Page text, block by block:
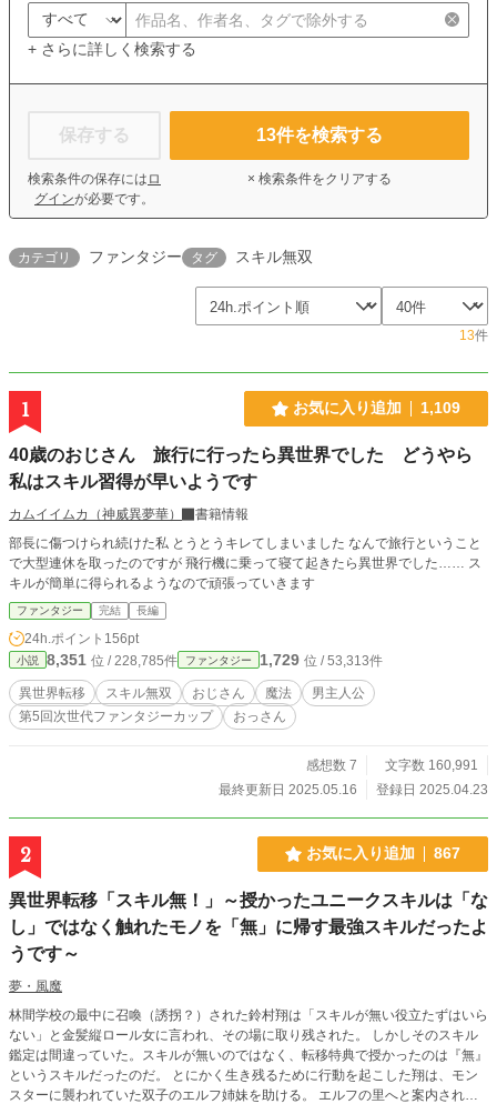
+ さらに詳しく検索する
保存する
検索条件の保存には ロ
グインが必要です。
13件を検索する
× 検索条件をクリアする
カテゴリ ファンタジー タグ スキル無双
13件
1 お気に入り追加 1,109
40歳のおじさん 旅行に行ったら異世界でした どうやら
私はスキル習得が早いようです
カムイイムカ（神威異夢華）
書籍情報
部長に傷つけられ続けた私 とうとうキレてしまいました なんで旅行ということ
で大型連休を取ったのですが 飛行機に乗って寝て起きたら異世界でした…… ス
キルが簡単に得られるようなので頑張っていきます
ファンタジー 完結 長編
24h.ポイント 156pt
小説 8,351 位 / 228,785件 ファンタジー 1,729 位 / 53,313件
異世界転移 スキル無双 おじさん 魔法
男主人公
第5回次世代ファンタジーカップ
おっさん
感想数 7
文字数 160,991
最終更新日 2025.05.16
登録日 2025.04.23
2 お気に入り追加 867
異世界転移「スキル無！」～授かったユニークスキルは「な
し」ではなく触れたモノを「無」に帰す最強スキルだったよ
うです～
夢・風魔
林間学校の最中に召喚（誘拐？）された鈴村翔は「スキルが無い役立たずはいら
ない」と金髪縦ロール女に言われ、その場に取り残された。 しかしそのスキル
鑑定は間違っていた。スキルが無いのではなく、転移特典で授かったのは『無』
というスキルだったのだ。 とにかく生き残るために行動を起こした翔は、モン
スターに襲われていた双子のエルフ姉妹を助ける。 エルフの里へと案内された